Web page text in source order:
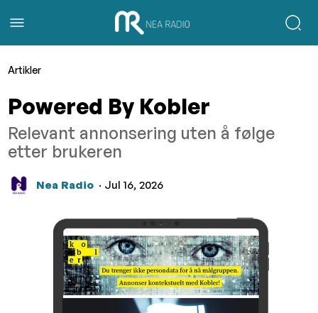
Artikler
Powered By Kobler
Relevant annonsering uten å følge
etter brukeren
Nea Radio · Jul 16, 2026